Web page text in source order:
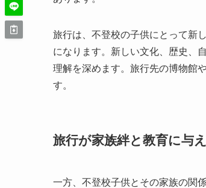
旅行は、不登校の子供にとって新
になります。新しい文化、歴史、
理解を深めます。旅行先の博物館
す。
旅行が家族絆と教育に与
一方、不登校子供とその家族の関